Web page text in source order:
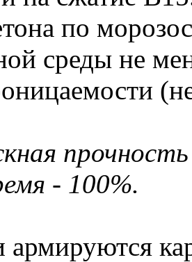
по
среды не
- 100%.